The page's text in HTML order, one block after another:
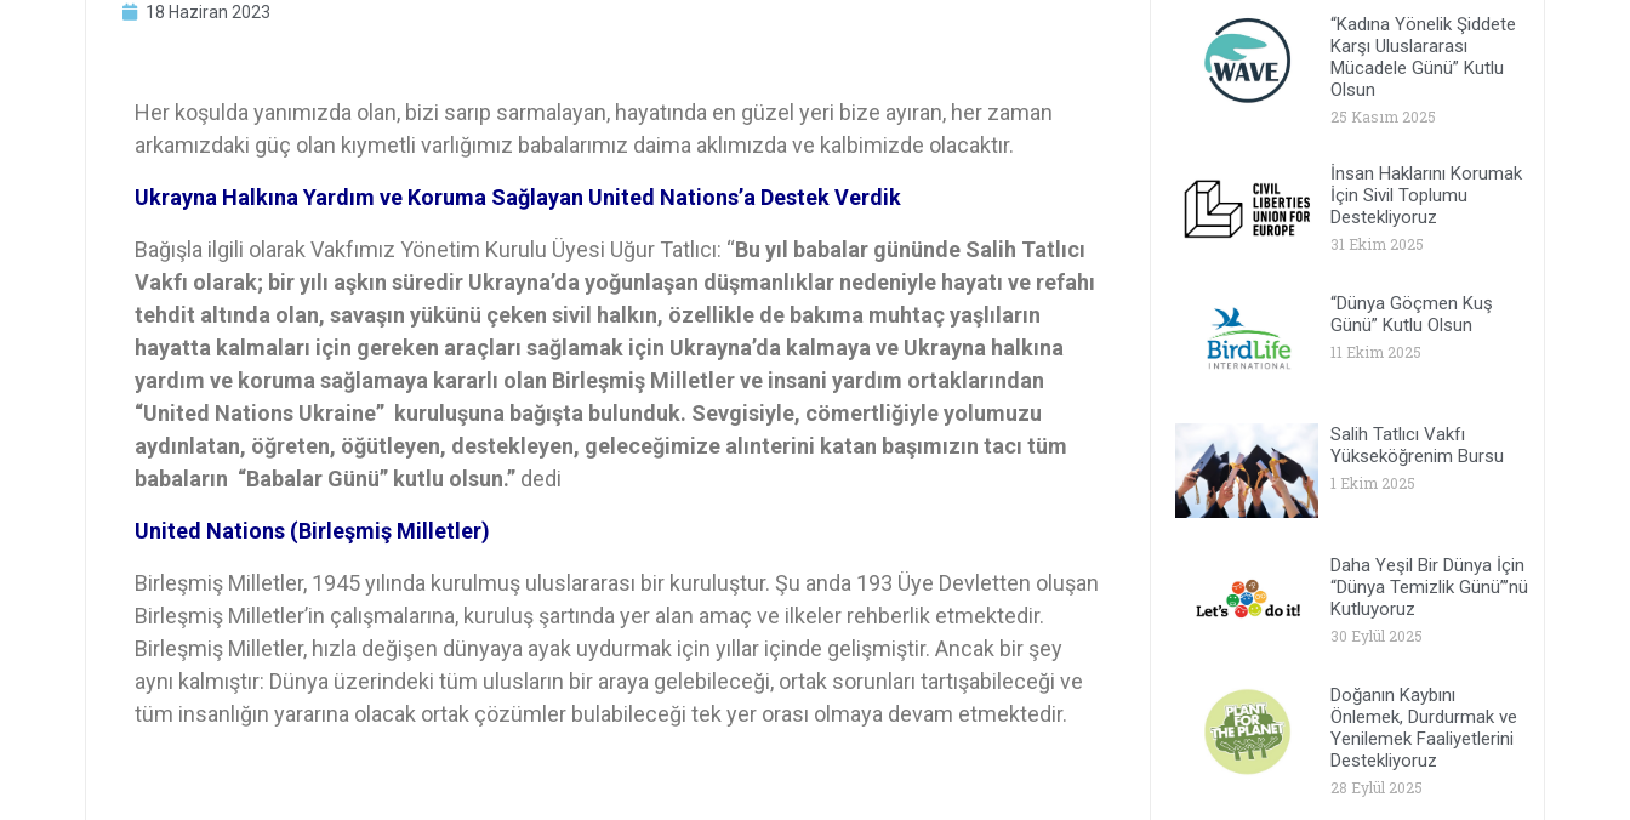
18 Haziran 2023
Her koşulda yanımızda olan, bizi sarıp sarmalayan, hayatında en güzel yeri bize ayıran, her zaman
arkamızdaki güç olan kıymetli varlığımız babalarımız daima aklımızda ve kalbimizde olacaktır.
Ukrayna Halkına Yardım ve Koruma Sağlayan United Nations’a Destek Verdik
Bağışla ilgili olarak Vakfımız Yönetim Kurulu Üyesi Uğur Tatlıcı: “Bu yıl babalar gününde Salih Tatlıcı
Vakfı olarak; bir yılı aşkın süredir Ukrayna’da yoğunlaşan düşmanlıklar nedeniyle hayatı ve refahı
tehdit altında olan, savaşın yükünü çeken sivil halkın, özellikle de bakıma muhtaç yaşlıların
hayatta kalmaları için gereken araçları sağlamak için Ukrayna’da kalmaya ve Ukrayna halkına
yardım ve koruma sağlamaya kararlı olan Birleşmiş Milletler ve insani yardım ortaklarından
“United Nations Ukraine” kuruluşuna bağışta bulunduk. Sevgisiyle, cömertliğiyle yolumuzu
aydınlatan, öğreten, öğütleyen, destekleyen, geleceğimize alınterini katan başımızın tacı tüm
babaların “Babalar Günü” kutlu olsun.” dedi
United Nations (Birleşmiş Milletler)
Birleşmiş Milletler, 1945 yılında kurulmuş uluslararası bir kuruluştur. Şu anda 193 Üye Devletten oluşan
Birleşmiş Milletler’in çalışmalarına, kuruluş şartında yer alan amaç ve ilkeler rehberlik etmektedir.
Birleşmiş Milletler, hızla değişen dünyaya ayak uydurmak için yıllar içinde gelişmiştir. Ancak bir şey
aynı kalmıştır: Dünya üzerindeki tüm ulusların bir araya gelebileceği, ortak sorunları tartışabileceği ve
tüm insanlığın yararına olacak ortak çözümler bulabileceği tek yer orası olmaya devam etmektedir.
“Kadına Yönelik Şiddete
Karşı Uluslararası
Mücadele Günü” Kutlu
Olsun
25 Kasım 2025
İnsan Haklarını Korumak
İçin Sivil Toplumu
Destekliyoruz
31 Ekim 2025
“Dünya Göçmen Kuş
Günü” Kutlu Olsun
11 Ekim 2025
Salih Tatlıcı Vakfı
Yükseköğrenim Bursu
1 Ekim 2025
Daha Yeşil Bir Dünya İçin
“Dünya Temizlik Günü”’nü
Kutluyoruz
30 Eylül 2025
Doğanın Kaybını
Önlemek, Durdurmak ve
Yenilemek Faaliyetlerini
Destekliyoruz
28 Eylül 2025